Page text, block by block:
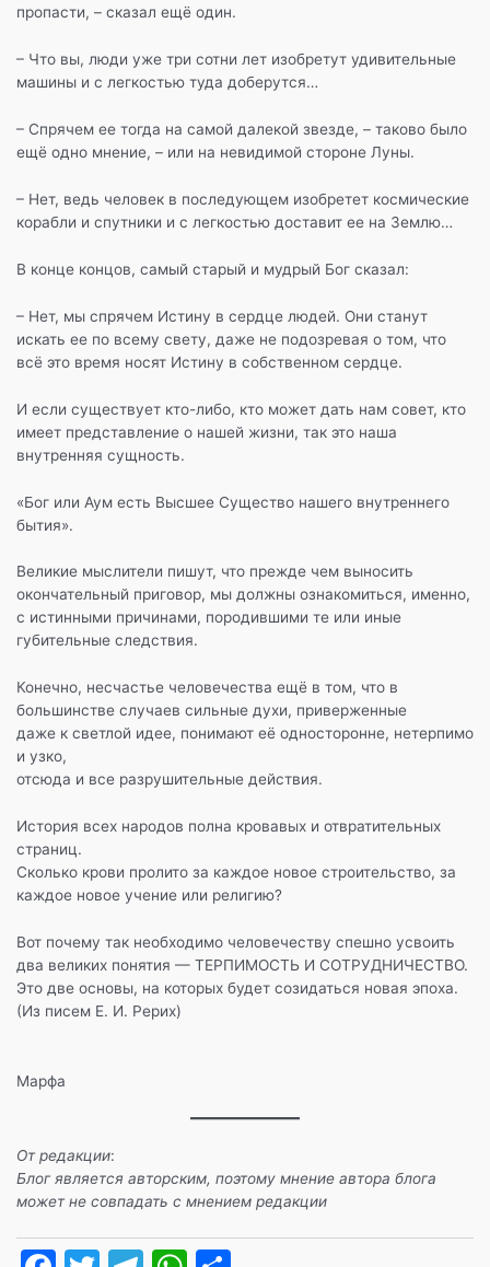
пропасти, – сказал ещё один.
– Что вы, люди уже три сотни лет изобретут удивительные
машины и с легкостью туда доберутся…
– Спрячем ее тогда на самой далекой звезде, – таково было
ещё одно мнение, – или на невидимой стороне Луны.
– Нет, ведь человек в последующем изобретет космические
корабли и спутники и с легкостью доставит ее на Землю…
В конце концов, самый старый и мудрый Бог сказал:
– Нет, мы спрячем Истину в сердце людей. Они станут
искать ее по всему свету, даже не подозревая о том, что
всё это время носят Истину в собственном сердце.
И если существует кто-либо, кто может дать нам совет, кто
имеет представление о нашей жизни, так это наша
внутренняя сущность.
«Бог или Аум есть Высшее Существо нашего внутреннего
бытия».
Великие мыслители пишут, что прежде чем выносить
окончательный приговор, мы должны ознакомиться, именно,
с истинными причинами, породившими те или иные
губительные следствия.
Конечно, несчастье человечества ещё в том, что в
большинстве случаев сильные духи, приверженные
даже к светлой идее, понимают её односторонне, нетерпимо
и узко,
отсюда и все разрушительные действия.
История всех народов полна кровавых и отвратительных
страниц.
Сколько крови пролито за каждое новое строительство, за
каждое новое учение или религию?
Вот почему так необходимо человечеству спешно усвоить
два великих понятия — ТЕРПИМОСТЬ И СОТРУДНИЧЕСТВО.
Это две основы, на которых будет созидаться новая эпоха.
(Из писем Е. И. Рерих)
Марфа
От редакции:
Блог является авторским, поэтому мнение автора блога
может не совпадать с мнением редакции